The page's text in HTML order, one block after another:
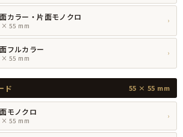
カラー・片面モノクロ
× 55 mm
›
フルカラー
× 55 mm
›
ド 55 × 55 mm
モノクロ
× 55 mm
›